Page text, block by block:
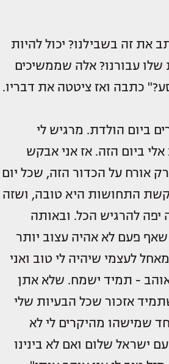
את זה בשבילנו? יכול להיות
שלו עבורנו? אלה שממשיכים
כתבה ואז ציטטה את דבריו.
ביום הולדת. מרגיש לי
ביום הזה. אז אני אבקש
אורח על הכדור הזה, שכל יום
התחושות היא טובה, ושזה
להרגיש הכל. ובאותה
פעם לא אהיה עצוב יותר
לעצמי שיהיה לי טוב ואני
- תמיד ישמח. שלא אתן
אזכור שכל הבעיות שלי
שמישהו מהיקרים לי לא
ישראל שלום ואם לא בינינו